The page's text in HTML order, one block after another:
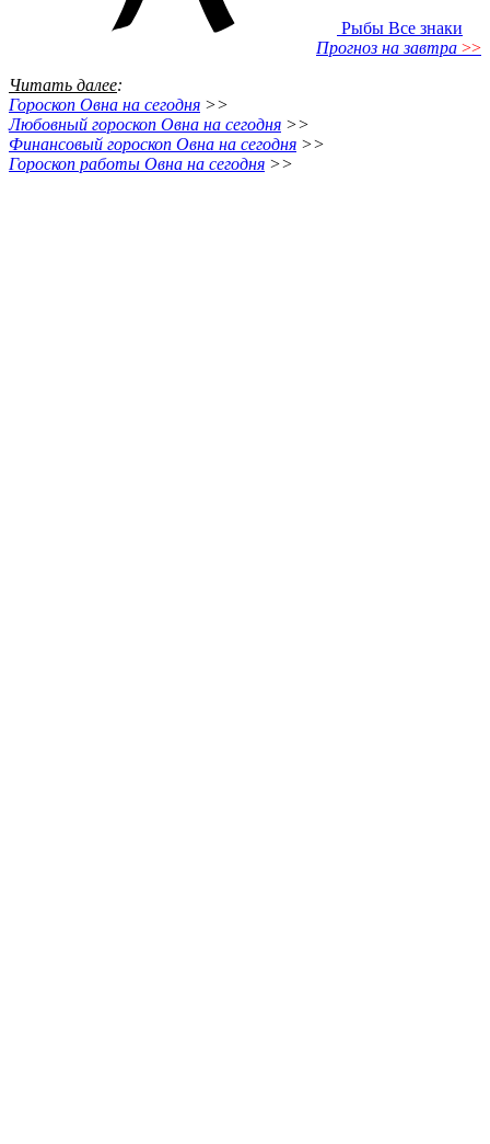
Рыбы Все знаки
Прогноз на завтра >>
Читать далее:
Гороскоп Овна на сегодня >>
Любовный гороскоп Овна на сегодня >>
Финансовый гороскоп Овна на сегодня >>
Гороскоп работы Овна на сегодня >>